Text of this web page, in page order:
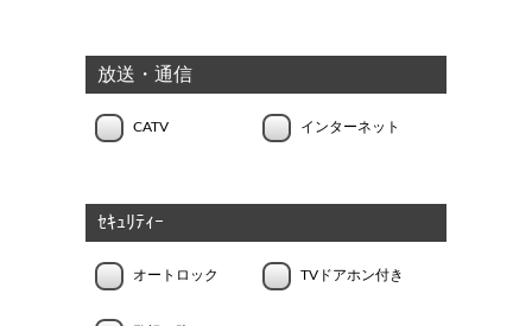
放送・通信
CATV インターネット
ｾｷｭﾘﾃｨｰ
オートロック TVドアホン付き